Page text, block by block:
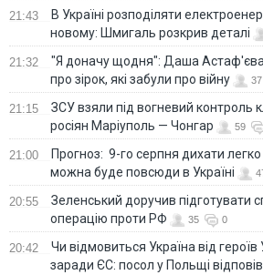
21:43
В Україні розподіляти
новому: Шмигаль розкрив деталі
21:32
"Я доначу щодня": Даша Астаф'єва
про зірок, які забули про війну
37
21:15
ЗСУ взяли під вогневий
росіян Маріуполь — Чонгар
59
21:00
Прогноз: 9-го серпня дихати
можна буде повсюди в Україні
20:55
Зеленський доручив підготувати
операцію проти РФ
35 0
20:42
Чи відмовиться Україна від
заради ЄС: посол у Польщі